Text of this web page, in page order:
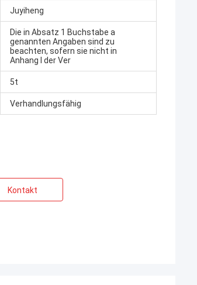
Juyiheng
Die in Absatz 1 Buchstabe a
genannten Angaben sind zu
beachten, sofern sie nicht in
Anhang I der Ver
5t
Verhandlungsfähig
Kontakt